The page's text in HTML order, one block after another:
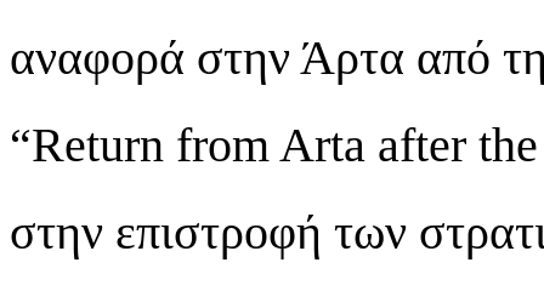
αναφορά στην Άρτα από
“Return from Arta after the
στην επιστροφή των